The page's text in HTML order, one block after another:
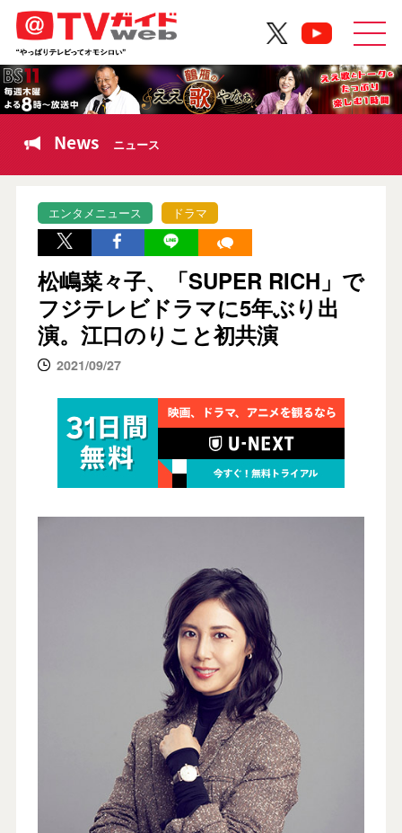
News ニュース
エンタメニュース ドラマ
松嶋菜々子、「SUPER RICH」で
フジテレビドラマに5年ぶり出
演。江口のりこと初共演
2021/09/27